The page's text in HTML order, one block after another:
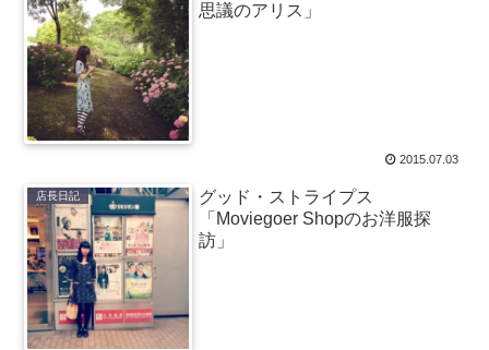
思議のアリス」
2015.07.03
店長日記
グッド・ストライプス
「Moviegoer Shopのお洋服探
訪」